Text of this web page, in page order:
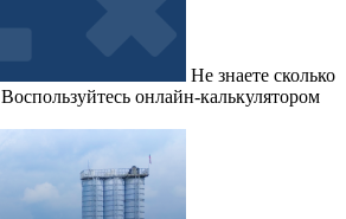
Не знаете сколько
Воспользуйтесь онлайн-калькулятором